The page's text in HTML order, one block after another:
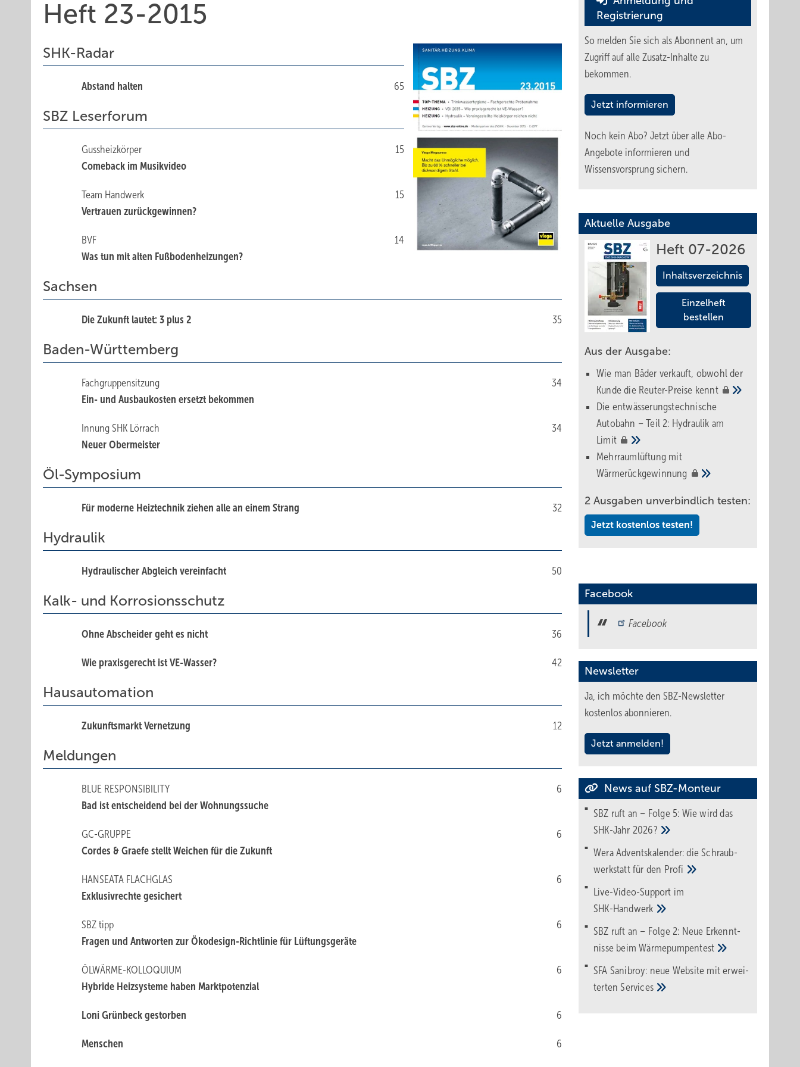
Heft 23-2015
SHK-Radar
65
Abstand halten
SBZ Leserforum
15
Gussheizkörper
Comeback im Musikvideo
15
Team Handwerk
Vertrauen zurückgewinnen?
14
BVF
Was tun mit alten Fußbodenheizungen?
Sachsen
35
Die Zukunft lautet: 3 plus 2
Baden-Württemberg
34
Fachgruppensitzung
Ein- und Ausbaukosten ersetzt bekommen
34
Innung SHK Lörrach
Neuer Obermeister
Öl-Symposium
32
Für moderne Heiztechnik ziehen alle an einem Strang
Hydraulik
50
Hydraulischer Abgleich vereinfacht
Kalk- und Korrosionsschutz
36
Ohne Abscheider geht es nicht
42
Wie praxisgerecht ist VE-Wasser?
Hausautomation
12
Zukunftsmarkt Vernetzung
Meldungen
6
BLUE RESPONSIBILITY
Bad ist entscheidend bei der Wohnungssuche
6
GC-GRUPPE
Cordes & Graefe stellt Weichen für die Zukunft
6
HANSEATA FLACHGLAS
Exklusivrechte gesichert
6
SBZ tipp
Fragen und Antworten zur Ökodesign-Richtlinie für Lüftungsgeräte
6
ÖLWÄRME-KOLLOQUIUM
Hybride Heizsysteme haben Marktpotenzial
6
Loni Grünbeck gestorben
6
Menschen
Registrierung
So melden Sie sich als Abonnent an, um
Zugriff auf alle Zusatz-Inhalte zu
bekommen.
Jetzt informieren
Noch kein Abo? Jetzt über alle Abo-
Angebote informieren und
Wissensvorsprung sichern.
Aktuelle Ausgabe
Heft 07-2026
Inhaltsverzeichnis
Einzelheft
bestellen
Aus der Ausgabe:
Wie man Bäder verkauft, obwohl der
Kunde die Reuter-Preise kennt
Die entwässerungstechnische
Autobahn – Teil 2: Hydraulik am
Limit
Mehrraumlüftung mit
Wärmerückgewinnung
2 Ausgaben unverbindlich testen:
Jetzt kostenlos testen!
Facebook
Facebook
Newsletter
Ja, ich möchte den SBZ-Newsletter
kostenlos abonnieren.
Jetzt anmelden!
News auf SBZ-Monteur
SBZ ruft an – Folge 5: Wie wird das
SHK-Jahr 2026?
Wera Adventskalender: die Schraub­
werk­statt für den Pro­fi
Live-Video-Support im
SHK-Handwerk
SBZ ruft an – Folge 2: Neue Erkennt­
nisse beimWärme­pumpen­test
SFA Sanibroy: neue Web­site mit erwei­
tertenServices